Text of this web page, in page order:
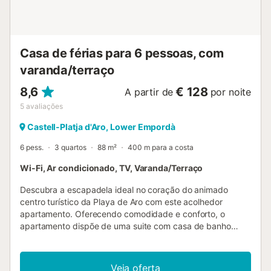
Casa de férias para 6 pessoas, com
varanda/terraço
8,6
5 avaliações
A partir de € 128 por noite
Castell-Platja d'Aro, Lower Empordà
6 pess. 3 quartos 88 m² 400 m para a costa
Wi-Fi, Ar condicionado, TV, Varanda/Terraço
Descubra a escapadela ideal no coração do animado
centro turístico da Playa de Aro com este acolhedor
apartamento. Oferecendo comodidade e conforto, o
apartamento dispõe de uma suite com casa de banho
beliche e outro acolhedor quarto duplo com cama de
arrumar. Uma segunda casa de banho completa, também
Veja oferta